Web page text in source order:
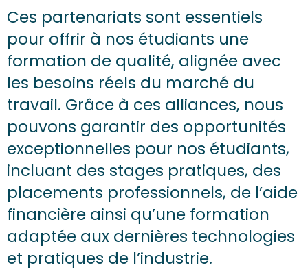
Ces partenariats sont essentiels
pour offrir à nos étudiants une
formation de qualité, alignée avec
les besoins réels du marché du
travail. Grâce à ces alliances, nous
pouvons garantir des opportunités
exceptionnelles pour nos étudiants,
incluant des stages pratiques, des
placements professionnels, de l’aide
financière ainsi qu’une formation
adaptée aux dernières technologies
et pratiques de l’industrie.